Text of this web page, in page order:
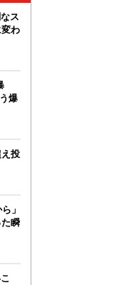
ス
わ
爆
投
」
瞬